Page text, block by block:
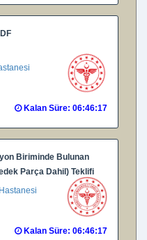
Kalan Süre: 06:46:16
Biriminde Bulunan
Parça Dahil) Teklifi
Kalan Süre: 06:46:16